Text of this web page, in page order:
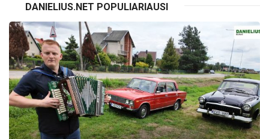
DANIELIUS.NET POPULIARIAUSI